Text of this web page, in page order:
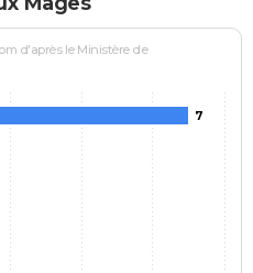
d'après le Ministère de
7